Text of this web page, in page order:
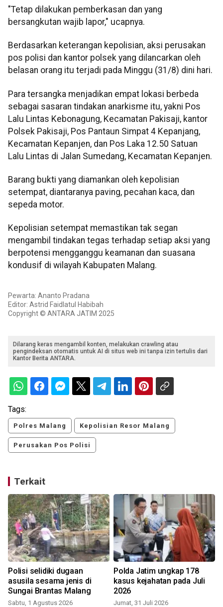
"Tetap dilakukan pemberkasan dan yang
bersangkutan wajib lapor," ucapnya.
Berdasarkan keterangan kepolisian, aksi perusakan
pos polisi dan kantor polsek yang dilancarkan oleh
belasan orang itu terjadi pada Minggu (31/8) dini hari.
Para tersangka menjadikan empat lokasi berbeda
sebagai sasaran tindakan anarkisme itu, yakni Pos
Lalu Lintas Kebonagung, Kecamatan Pakisaji, kantor
Polsek Pakisaji, Pos Pantaun Simpat 4 Kepanjang,
Kecamatan Kepanjen, dan Pos Laka 12.50 Satuan
Lalu Lintas di Jalan Sumedang, Kecamatan Kepanjen.
Barang bukti yang diamankan oleh kepolisian
setempat, diantaranya paving, pecahan kaca, dan
sepeda motor.
Kepolisian setempat memastikan tak segan
mengambil tindakan tegas terhadap setiap aksi yang
berpotensi mengganggu keamanan dan suasana
kondusif di wilayah Kabupaten Malang.
Pewarta: Ananto Pradana
Editor: Astrid Faidlatul Habibah
Copyright © ANTARA JATIM 2025
Dilarang keras mengambil konten, melakukan crawling atau
pengindeksan otomatis untuk AI di situs web ini tanpa izin tertulis dari
Kantor Berita ANTARA.
Tags:
Polres Malang Kepolisian Resor Malang
Perusakan Pos Polisi
Terkait
Polisi selidiki dugaan
asusila sesama jenis di
Sungai Brantas Malang
Sabtu, 1 Agustus 2026
Polda Jatim ungkap 178
kasus kejahatan pada Juli
2026
Jumat, 31 Juli 2026